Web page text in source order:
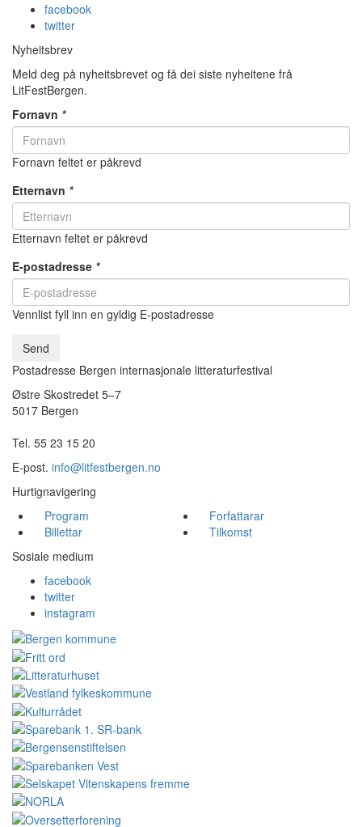
facebook
twitter
Nyheitsbrev
Meld deg på nyheitsbrevet og få dei siste nyheitene frå
LitFestBergen.
Fornavn *
Fornavn feltet er påkrevd
Etternavn *
Etternavn feltet er påkrevd
E-postadresse *
Vennlist fyll inn en gyldig E-postadresse
Send
Postadresse Bergen internasjonale litteraturfestival
Østre Skostredet 5–7
5017 Bergen
Tel. 55 23 15 20
E-post. info@litfestbergen.no
Hurtignavigering
Program
Forfattarar
Billettar
Tilkomst
Sosiale medium
facebook
twitter
instagram